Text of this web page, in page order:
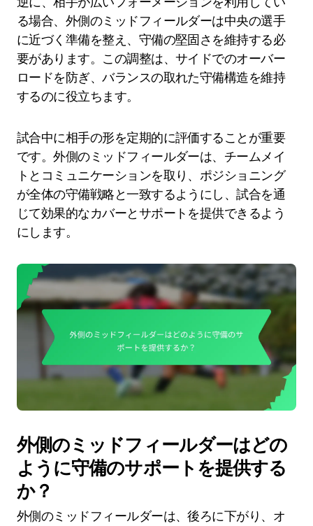
る場合、外側のミッドフィールダーは中央の選手
に近づく準備を整え、守備の堅固さを維持する必
要があります。この調整は、サイドでのオーバー
ロードを防ぎ、バランスの取れた守備構造を維持
するのに役立ちます。
試合中に相手の形を定期的に評価することが重要
です。外側のミッドフィールダーは、チームメイ
トとコミュニケーションを取り、ポジショニング
が全体の守備戦略と一致するようにし、試合を通
じて効果的なカバーとサポートを提供できるよう
にします。
外側のミッドフィールダーはどの
ように守備のサポートを提供する
か？
外側のミッドフィールダーは、後ろに下がり、オ